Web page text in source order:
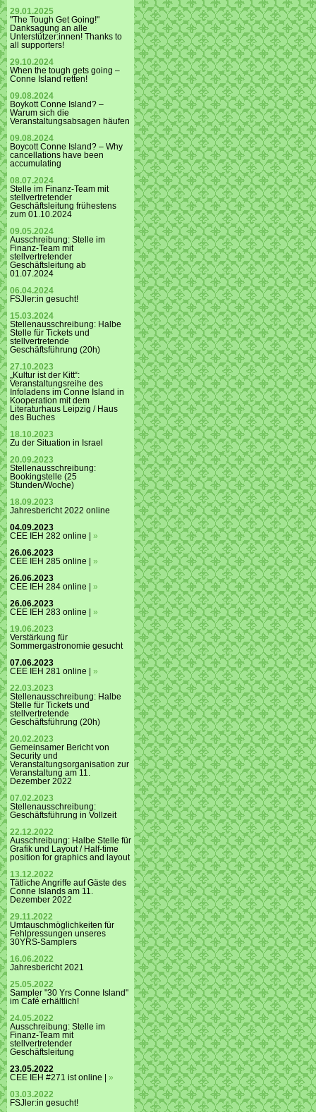
29.01.2025
"The Tough Get Going!"
Danksagung an alle
Unterstützer:innen! Thanks to
all supporters!
29.10.2024
When the tough gets going –
Conne Island retten!
09.08.2024
Boykott Conne Island? –
Warum sich die
Veranstaltungsabsagen häufen
09.08.2024
Boycott Conne Island? – Why
cancellations have been
accumulating
08.07.2024
Stelle im Finanz-Team mit
stellvertretender
Geschäftsleitung frühestens
zum 01.10.2024
09.05.2024
Ausschreibung: Stelle im
Finanz-Team mit
stellvertretender
Geschäftsleitung ab
01.07.2024
06.04.2024
FSJler:in gesucht!
15.03.2024
Stellenausschreibung: Halbe
Stelle für Tickets und
stellvertretende
Geschäftsführung (20h)
27.10.2023
„Kultur ist der Kitt“:
Veranstaltungsreihe des
Infoladens im Conne Island in
Kooperation mit dem
Literaturhaus Leipzig / Haus
des Buches
18.10.2023
Zu der Situation in Israel
20.09.2023
Stellenausschreibung:
Bookingstelle (25
Stunden/Woche)
18.09.2023
Jahresbericht 2022 online
04.09.2023
CEE IEH 282 online | »
26.06.2023
CEE IEH 285 online | »
26.06.2023
CEE IEH 284 online | »
26.06.2023
CEE IEH 283 online | »
19.06.2023
Verstärkung für
Sommergastronomie gesucht
07.06.2023
CEE IEH 281 online | »
22.03.2023
Stellenausschreibung: Halbe
Stelle für Tickets und
stellvertretende
Geschäftsführung (20h)
20.02.2023
Gemeinsamer Bericht von
Security und
Veranstaltungsorganisation zur
Veranstaltung am 11.
Dezember 2022
07.02.2023
Stellenausschreibung:
Geschäftsführung in Vollzeit
22.12.2022
Ausschreibung: Halbe Stelle für
Grafik und Layout / Half-time
position for graphics and layout
13.12.2022
Tätliche Angriffe auf Gäste des
Conne Islands am 11.
Dezember 2022
29.11.2022
Umtauschmöglichkeiten für
Fehlpressungen unseres
30YRS-Samplers
16.06.2022
Jahresbericht 2021
25.05.2022
Sampler "30 Yrs Conne Island"
im Café erhältlich!
24.05.2022
Ausschreibung: Stelle im
Finanz-Team mit
stellvertretender
Geschäftsleitung
23.05.2022
CEE IEH #271 ist online | »
03.03.2022
FSJler:in gesucht!